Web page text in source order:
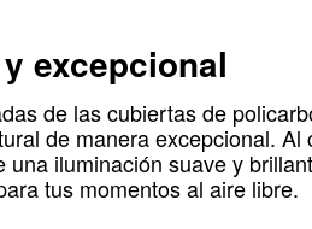
excepcional
de las cubiertas de
de manera excepcional. Al
iluminación suave y
tus momentos al aire libre.